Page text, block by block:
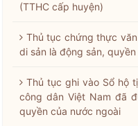
(TTHC cấp huyện)
Thủ tục chứng thực
di sản là động sản,
Thủ tục ghi vào Sổ hộ
công dân Việt Nam đã
quyền của nước ngoài